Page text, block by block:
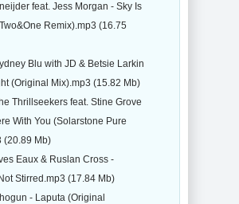
feat. Jess Morgan - Sky Is
Remix).mp3 (16.75
Blu with JD & Betsie Larkin
(Original Mix).mp3 (15.82 Mb)
Thrillseekers feat. Stine Grove
With You (Solarstone Pure
(20.89 Mb)
Eaux & Ruslan Cross -
Stirred.mp3 (17.84 Mb)
- Laputa (Original